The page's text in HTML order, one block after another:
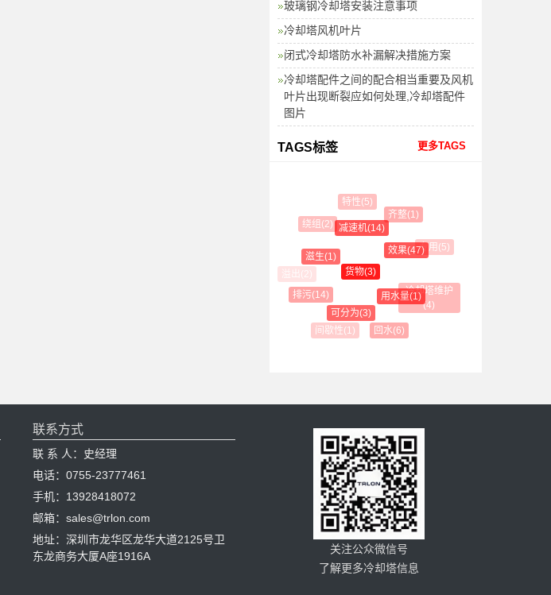
玻璃钢冷却塔安装注意事项
冷却塔风机叶片
闭式冷却塔防水补漏解决措施方案
冷却塔配件之间的配合相当重要及风机
叶片出现断裂应如何处理,冷却塔配件
图片
TAGS标签 更多TAGS
排污(14)
滋生(1)
绕组(2)
间歇性(1)
可分为(3)
货物(3)
减速机(14)
特性(5)
回水(6)
用水量(1)
效果(47)
齐整(1)
冷却塔维护
(4)
专用(5)
联系方式
联 系 人：史经理
电话：0755-23777461
手机：13928418072
邮箱：sales@trlon.com
地址：深圳市龙华区龙华大道2125号卫
东龙商务大厦A座1916A
关注公众微信号
了解更多冷却塔信息